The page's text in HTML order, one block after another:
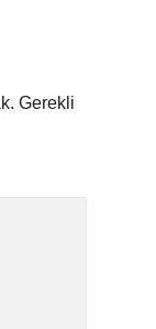
Gerekli